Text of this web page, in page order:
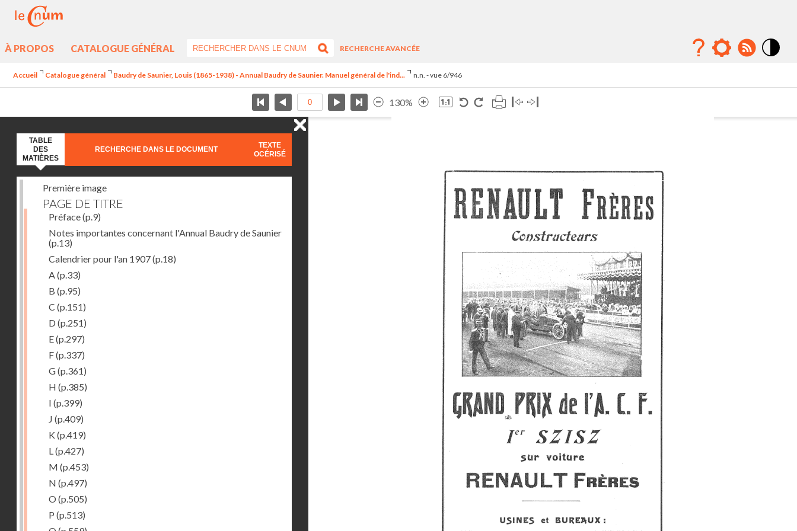
À PROPOS CATALOGUE GÉNÉRAL
RECHERCHE AVANCÉE
Accueil Catalogue général Baudry de Saunier, Louis (1865-1938) - Annual Baudry de Saunier. Manuel général de l'ind... n.n. - vue 6/946
130%
TABLE
DES
MATIÈRES
RECHERCHE DANS LE DOCUMENT
TEXTE
OCÉRISÉ
Première image
PAGE DE TITRE
Préface(p.9)
Notes importantes concernant l'Annual Baudry de Saunier
(p.13)
Calendrier pour l'an 1907(p.18)
A(p.33)
B (p.95)
C (p.151)
D (p.251)
E(p.297)
F(p.337)
G(p.361)
H (p.385)
I (p.399)
J (p.409)
K (p.419)
L(p.427)
M (p.453)
N (p.497)
O (p.505)
P (p.513)